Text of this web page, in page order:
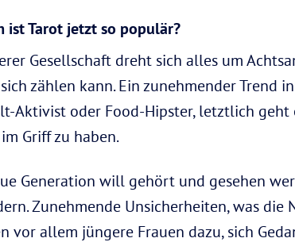
ist Tarot jetzt so populär?
Gesellschaft dreht sich alles um
zählen kann. Ein zunehmender Trend
Aktivist oder Food-Hipster, letztlich
Griff zu haben.
Generation will gehört und gesehen
Zunehmende Unsicherheiten, was
vor allem jüngere Frauen dazu, sich